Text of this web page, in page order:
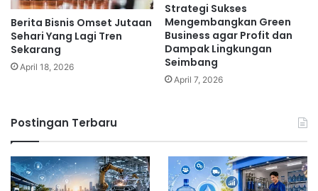
Berita Bisnis Omset Jutaan
Sehari Yang Lagi Tren
Sekarang
April 18, 2026
Strategi Sukses
Mengembangkan Green
Business agar Profit dan
Dampak Lingkungan
Seimbang
April 7, 2026
Postingan Terbaru